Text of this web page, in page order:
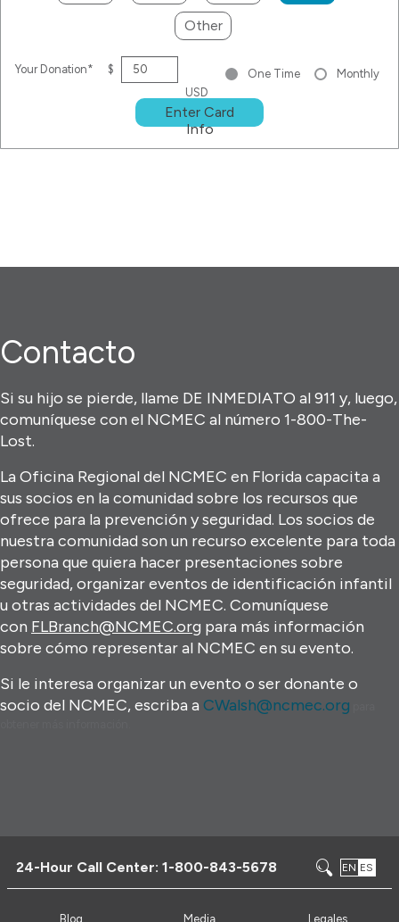
Other
Your Donation*
$
USD
One Time Monthly
Enter Card
Info
Contacto
Si su hijo se pierde, llame DE INMEDIATO al 911 y, luego,
comuníquese con el NCMEC al número 1-800-The-
Lost.
La Oficina Regional del NCMEC en Florida capacita a
sus socios en la comunidad sobre los recursos que
ofrece para la prevención y seguridad. Los socios de
nuestra comunidad son un recurso excelente para toda
persona que quiera hacer presentaciones sobre
seguridad, organizar eventos de identificación infantil
u otras actividades del NCMEC. Comuníquese
con FLBranch@NCMEC.org para más información
sobre cómo representar al NCMEC en su evento.
Si le interesa organizar un evento o ser donante o
socio del NCMEC, escriba a CWalsh@ncmec.org
24-Hour Call Center:1-800-843-5678 EN ES
Blog Media Legales